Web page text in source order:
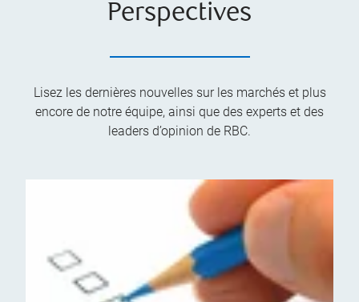
Perspectives
Lisez les dernières nouvelles sur les marchés et plus
encore de notre équipe, ainsi que des experts et des
leaders d’opinion de RBC.